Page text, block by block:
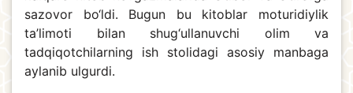
sazovor bo‘ldi. Bugun bu kitoblar moturidiylik
ta’limoti bilan shug‘ullanuvchi olim va
tadqiqotchilarning ish stolidagi asosiy manbaga
aylanib ulgurdi.